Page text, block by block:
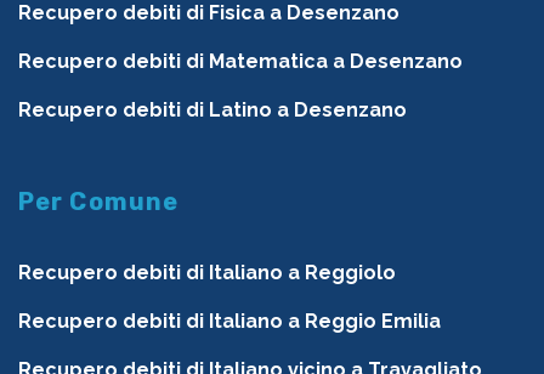
Recupero debiti di Fisica a Desenzano
Recupero debiti di Matematica a Desenzano
Recupero debiti di Latino a Desenzano
Per Comune
Recupero debiti di Italiano a Reggiolo
Recupero debiti di Italiano a Reggio Emilia